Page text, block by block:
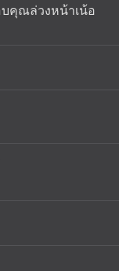
คุณล่วงหน้าเน้อ